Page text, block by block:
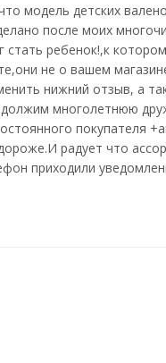
модель детских
после моих
ребенок!,к
не о вашем
нижний отзыв, а
многолетнюю
покупателя
радует что
приходили